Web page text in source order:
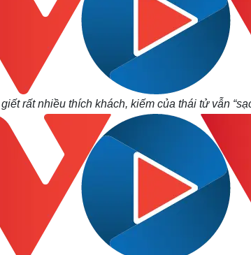
rất nhiều thích khách, kiếm của thái tử vẫn